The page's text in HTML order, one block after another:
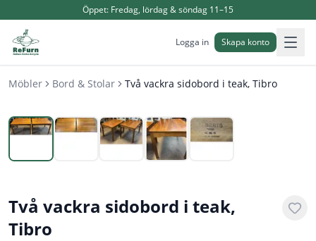
Öppet: Fredag, lördag & söndag 11–15
Logga in Skapa konto
Möbler Bord & Stolar Två vackra sidobord i teak, Tibro
1
Två vackra sidobord i teak,
Tibro